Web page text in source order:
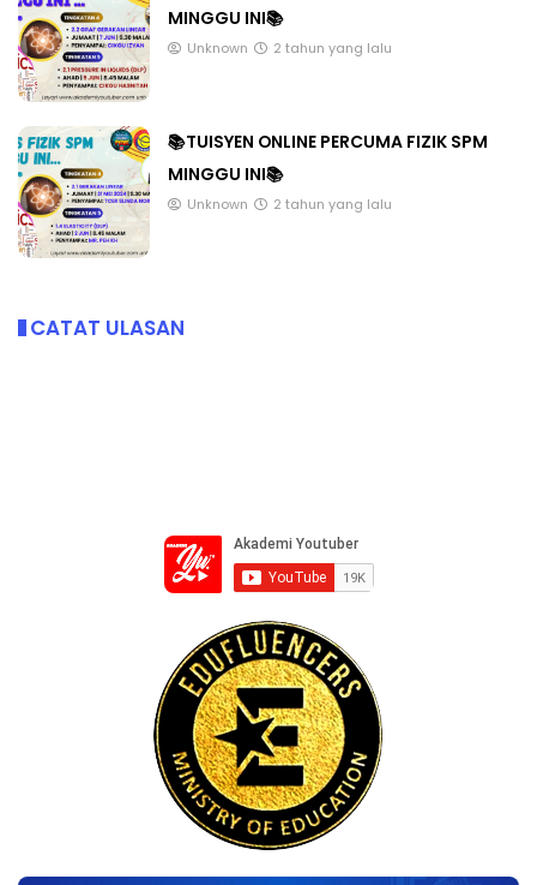
MINGGU INI📚
Unknown 2 tahun yang lalu
📚TUISYEN ONLINE PERCUMA FIZIK SPM
MINGGU INI📚
Unknown 2 tahun yang lalu
CATAT ULASAN